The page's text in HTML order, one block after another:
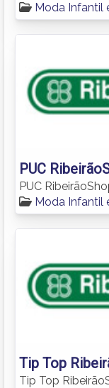
Moda Infantil
PUC
PUC
Moda Infantil
Tip Top
Tip Top